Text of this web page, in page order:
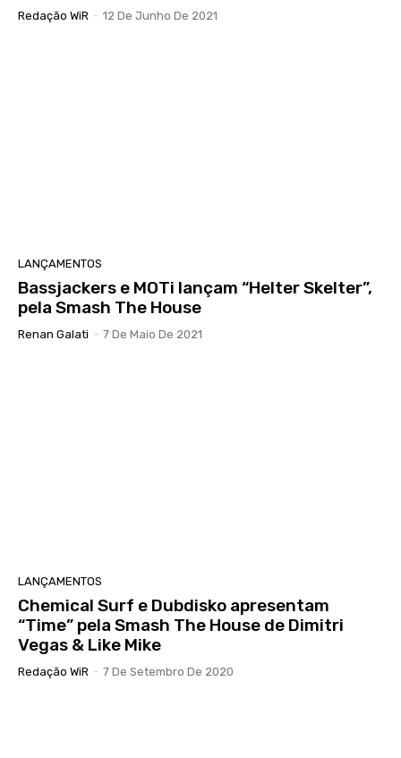
Redação WiR - 12 De Junho De 2021
LANÇAMENTOS
Bassjackers e MOTi lançam “Helter Skelter”,
pela Smash The House
Renan Galati - 7 De Maio De 2021
LANÇAMENTOS
Chemical Surf e Dubdisko apresentam
“Time” pela Smash The House de Dimitri
Vegas & Like Mike
Redação WiR - 7 De Setembro De 2020